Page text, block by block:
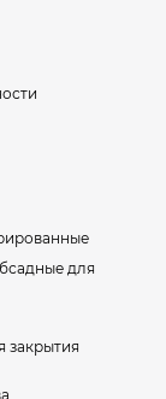
для
закрытия